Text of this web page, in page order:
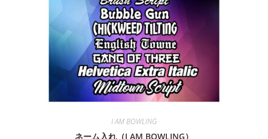
I AM BOWLING
ネーム入れ（I AM BOWLING）